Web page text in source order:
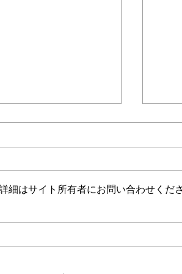
電と評価
「太
細はサイト所有者にお問い合わせくださ